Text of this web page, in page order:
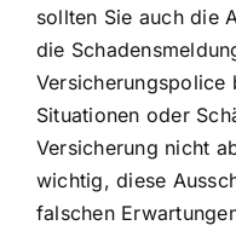
sollten Sie auch die
die
Versicherungspolice
Situationen oder
Versicherung nicht
wichtig, diese
falschen